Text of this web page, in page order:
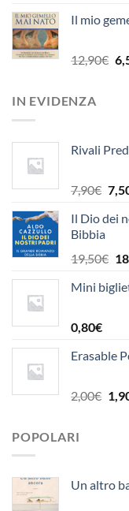
Il mio
12,90€ Il
IN EVIDENZA
Rivali
7,90€ Il
Il Dio dei
Bibbia
19,50€ Il
Mini
0,80€
Erasable
2,00€ Il
POPOLARI
Un altro